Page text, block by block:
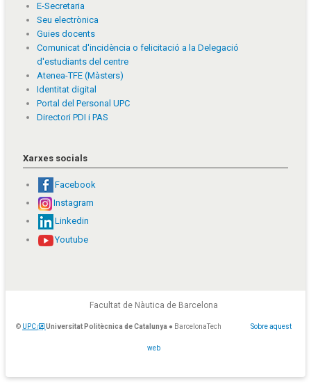
E-Secretaria
Seu electrònica
Guies docents
Comunicat d'incidència o felicitació a la Delegació
d'estudiants del centre
Atenea-TFE (Màsters)
Identitat digital
Portal del Personal UPC
Directori PDI i PAS
Xarxes socials
Facebook
Instagram
Linkedin
Youtube
Facultat de Nàutica de Barcelona
© UPC Universitat Politècnica de Catalunya ● BarcelonaTech Sobre aquest
web